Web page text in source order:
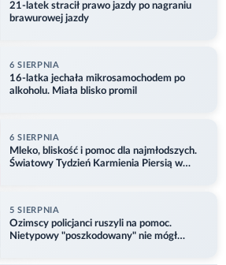
21-latek stracił prawo jazdy po nagraniu
brawurowej jazdy
6 SIERPNIA
16-latka jechała mikrosamochodem po
alkoholu. Miała blisko promil
6 SIERPNIA
Mleko, bliskość i pomoc dla najmłodszych.
Światowy Tydzień Karmienia Piersią w
5 SIERPNIA
Ozimscy policjanci ruszyli na pomoc.
Nietypowy "poszkodowany" nie mógł